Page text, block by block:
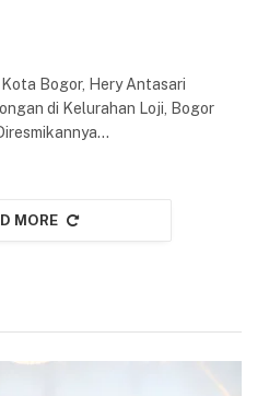
Kota Bogor, Hery Antasari
di Kelurahan Loji, Bogor
MORE